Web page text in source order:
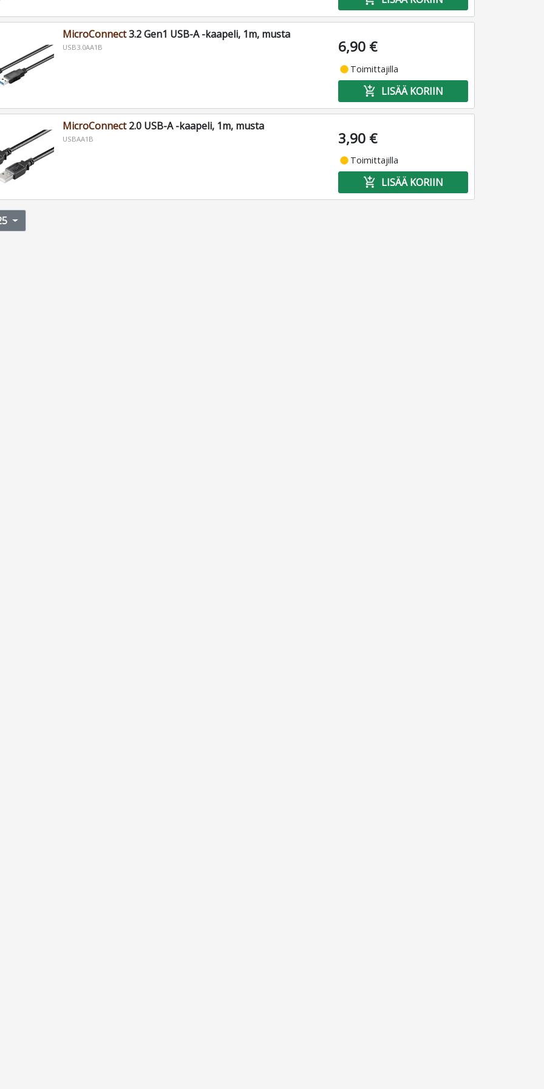
MicroConnect3.2 Gen1 USB-A -kaapeli, 1m, musta
USB3.0AA1B 6,90 €
fiber_manual_record Toimittajilla
add_shopping_cart LISÄÄ KORIIN
MicroConnect2.0 USB-A -kaapeli, 1m, musta
USBAA1B 3,90 €
fiber_manual_record Toimittajilla
add_shopping_cart LISÄÄ KORIIN